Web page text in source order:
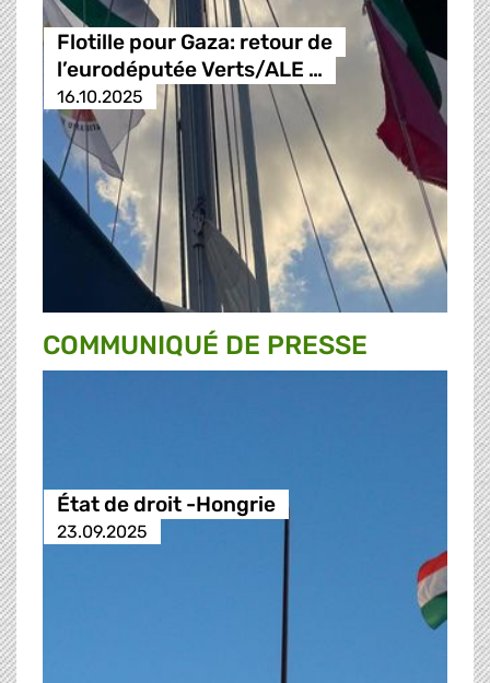
Flotille pour Gaza: retour de
l’eurodéputée Verts/ALE …
16.10.2025
COMMUNIQUÉ DE PRESSE
État de droit -Hongrie
23.09.2025